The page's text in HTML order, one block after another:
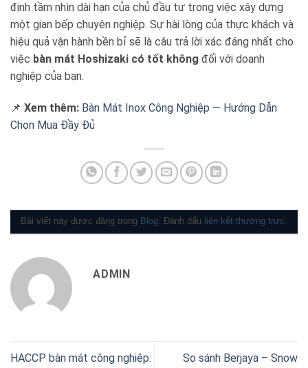
định tầm nhìn dài hạn của chủ đầu tư trong việc xây dựng
một gian bếp chuyên nghiệp. Sự hài lòng của thực khách và
hiệu quả vận hành bền bỉ sẽ là câu trả lời xác đáng nhất cho
việc bàn mát Hoshizaki có tốt không đối với doanh
nghiệp của bạn.
📌 Xem thêm: Bàn Mát Inox Công Nghiệp — Hướng Dẫn
Chọn Mua Đầy Đủ
Bài viết này được đăng trong Blog. Đánh dấu liên kết thường trực.
ADMIN
HACCP bàn mát công nghiệp:
So sánh Berjaya – Snow